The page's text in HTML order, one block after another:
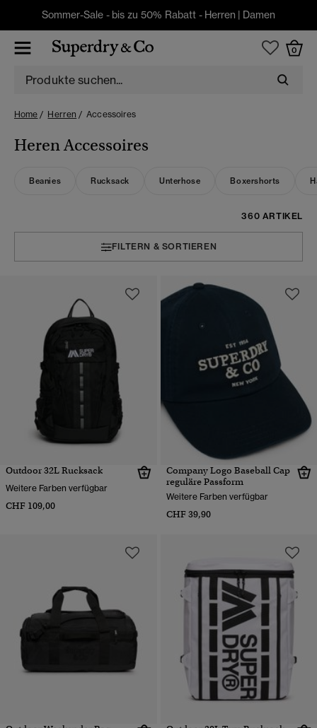
Sommer-Sale - bis zu 50% Rabatt - Herren | Damen
0
Home Herren Accessoires
Heren Accessoires
Beanies Rucksack Unterhose Boxershorts
360 ARTIKEL
FILTERN & SORTIEREN
Outdoor 32L Rucksack
Weitere Farben verfügbar
CHF 109,00
Company Logo Baseball Cap
reguläre Passform
Weitere Farben verfügbar
CHF 39,90